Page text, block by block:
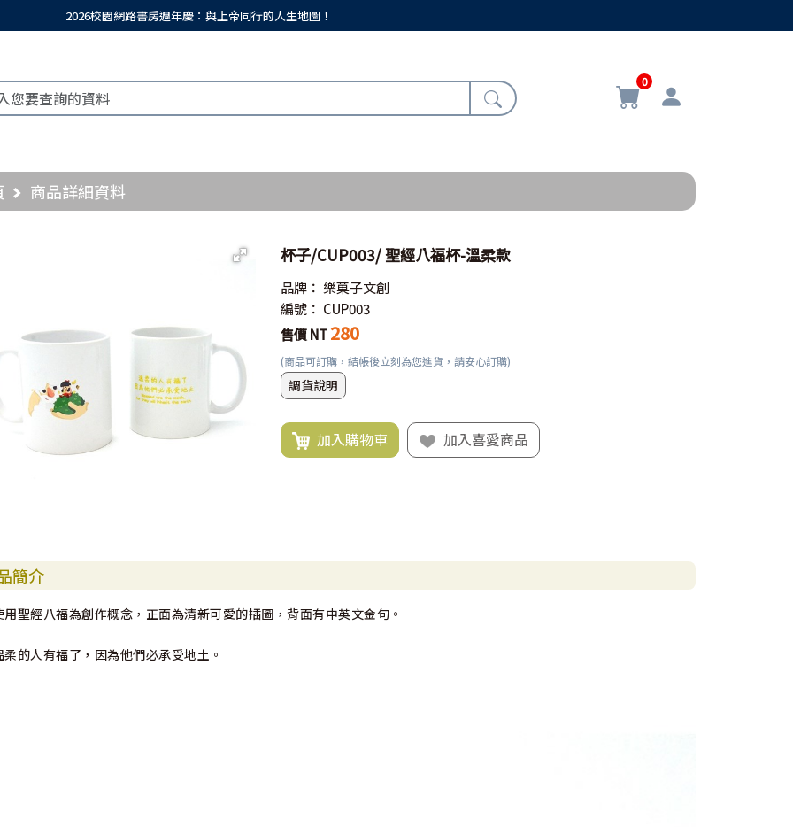
2026校園網路書房週年慶：與上帝同行的人生地圖！
0
商品詳細資料
杯子/CUP003/ 聖經八福杯-溫柔款
品牌：樂菓子文創
編號： CUP003
售價 NT280
(商品可訂購，結帳後立刻為您進貨，請安心訂購)
調貨說明
加入購物車 加入喜愛商品
簡介
用聖經八福為創作概念，正面為清新可愛的插圖，背面有中英文金句。
柔的人有福了，因為他們必承受地土。